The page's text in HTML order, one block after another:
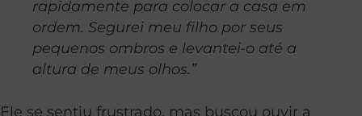
rapidamente para colocar a casa em
ordem. Segurei meu filho por seus
pequenos ombros e levantei-o até a
altura de meus olhos.”
Ele se sentiu frustrado, mas buscou ouvir a